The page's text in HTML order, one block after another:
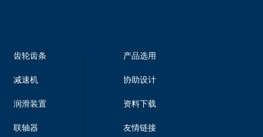
齿轮齿条
减速机
润滑装置
联轴器
产品选用
协助设计
资料下载
友情链接